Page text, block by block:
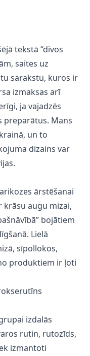
tekstā “divos
saites uz
sarakstu, kuros ir
izmaksas arī
ja vajadzēs
preparātus. Mans
un to
dizains var
ārstēšanai
krāsu augu mizai,
bojātiem
Lielā
sīpollokos,
produktiem ir ļoti
izdalās
rutin, rutozīds,
izmantoti